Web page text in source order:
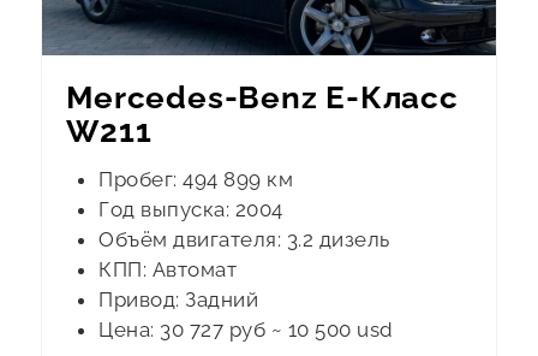
Mercedes-Benz E-Класс
W211
Пробег: 494 899 км
Год выпуска: 2004
Объём двигателя: 3.2 дизель
КПП: Автомат
Привод: Задний
Цена: 30 727 руб ~ 10 500 usd